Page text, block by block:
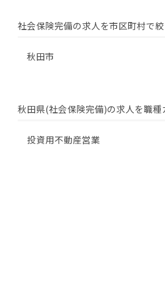
社会保険完備の求人を市区町村で
秋田市
秋田県(社会保険完備)の求人を職種
投資用不動産営業